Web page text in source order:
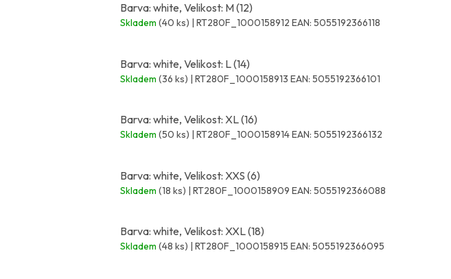
Barva: white, Velikost: M (12)
Skladem (40 ks) | RT280F_1000158912 EAN: 5055192366118
Barva: white, Velikost: L (14)
Skladem (36 ks) | RT280F_1000158913 EAN: 5055192366101
Barva: white, Velikost: XL (16)
Skladem (50 ks) | RT280F_1000158914EAN: 5055192366132
Barva: white, Velikost: XXS (6)
Skladem (18 ks) | RT280F_1000158909 EAN: 5055192366088
Barva: white, Velikost: XXL (18)
Skladem (48 ks) | RT280F_1000158915 EAN: 5055192366095